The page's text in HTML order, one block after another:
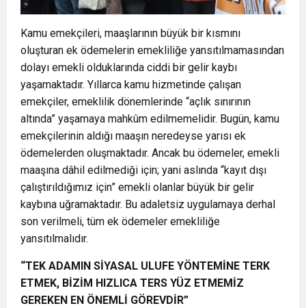
Kamu emekçileri, maaşlarının büyük bir kısmını
oluşturan ek ödemelerin emekliliğe yansıtılmamasından
dolayı emekli olduklarında ciddi bir gelir kaybı
yaşamaktadır. Yıllarca kamu hizmetinde çalışan
emekçiler, emeklilik dönemlerinde “açlık sınırının
altında” yaşamaya mahkûm edilmemelidir. Bugün, kamu
emekçilerinin aldığı maaşın neredeyse yarısı ek
ödemelerden oluşmaktadır. Ancak bu ödemeler, emekli
maaşına dâhil edilmediği için; yani aslında “kayıt dışı
çalıştırıldığımız için” emekli olanlar büyük bir gelir
kaybına uğramaktadır. Bu adaletsiz uygulamaya derhal
son verilmeli, tüm ek ödemeler emekliliğe
yansıtılmalıdır.
“TEK ADAMIN SİYASAL ULUFE YÖNTEMİNE TERK
ETMEK, BİZİM HIZLICA TERS YÜZ ETMEMİZ
GEREKEN EN ÖNEMLİ GÖREVDİR”